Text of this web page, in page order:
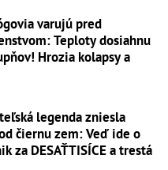
varujú pred
Teploty dosiahnu
Hrozia kolapsy a
legenda zniesla
čiernu zem: Veď ide o
za DESAŤTISÍCE a trestá